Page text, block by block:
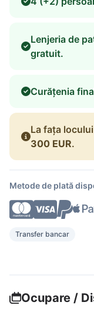
Lenjeria de
gratuit.
Curățenia
La fața
300 EUR.
Metode de plată
Transfer bancar
Ocupare /